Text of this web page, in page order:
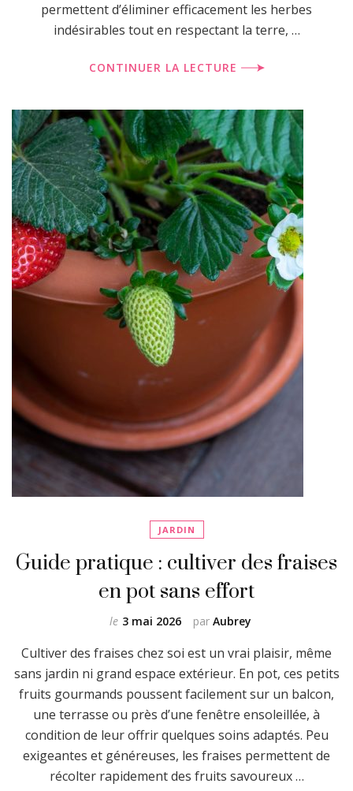
permettent d’éliminer efficacement les herbes
indésirables tout en respectant la terre, …
CONTINUER LA LECTURE
JARDIN
Guide pratique : cultiver des fraises
en pot sans effort
par Aubrey
le 3 mai 2026
Cultiver des fraises chez soi est un vrai plaisir, même
sans jardin ni grand espace extérieur. En pot, ces petits
fruits gourmands poussent facilement sur un balcon,
une terrasse ou près d’une fenêtre ensoleillée, à
condition de leur offrir quelques soins adaptés. Peu
exigeantes et généreuses, les fraises permettent de
récolter rapidement des fruits savoureux …